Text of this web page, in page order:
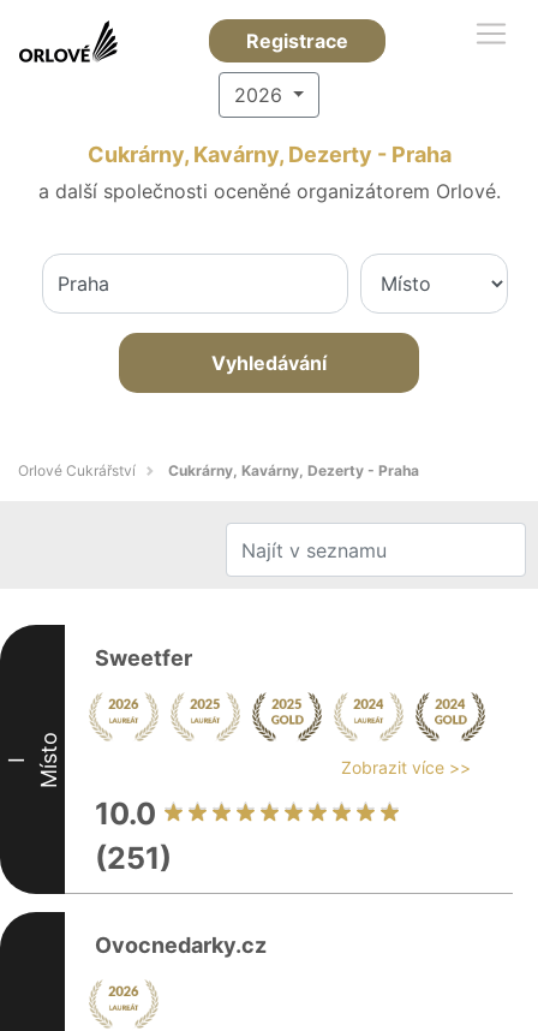
Registrace
2026
Cukrárny, Kavárny, Dezerty - Praha
a další společnosti oceněné organizátorem Orlové.
Vyhledávání
Orlové Cukrářství Cukrárny, Kavárny, Dezerty - Praha
I Místo
Sweetfer
Zobrazit více >>
10.0
(251)
Ovocnedarky.cz